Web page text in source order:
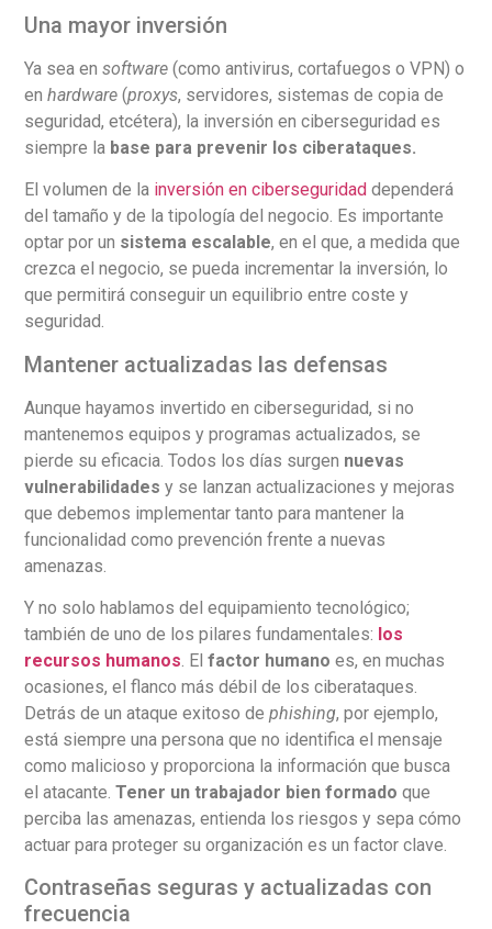
Una mayor inversión
Ya sea ensoftware (como antivirus, cortafuegos o VPN) o
enhardware (proxys, servidores, sistemas de copia de
seguridad, etcétera), la inversión en ciberseguridad es
siempre la base para prevenir los ciberataques.
El volumen de la inversión en ciberseguridad dependerá
del tamaño y de la tipología del negocio. Es importante
optar por un sistema escalable, en el que, a medida que
crezca el negocio, se pueda incrementar la inversión, lo
que permitirá conseguir un equilibrio entre coste y
seguridad.
Mantener actualizadas las defensas
Aunque hayamos invertido en ciberseguridad, si no
mantenemos equipos y programas actualizados, se
pierde su eficacia. Todos los días surgen nuevas
vulnerabilidades y se lanzan actualizaciones y mejoras
que debemos implementar tanto para mantener la
funcionalidad como prevención frente a nuevas
amenazas.
Y no solo hablamos del equipamiento tecnológico;
también de uno de los pilares fundamentales: los
recursos humanos. Elfactor humanoes, en muchas
ocasiones, el flanco más débil de los ciberataques.
Detrás de un ataque exitoso dephishing, por ejemplo,
está siempre una persona que no identifica el mensaje
como malicioso y proporciona la información que busca
el atacante.Tener un trabajador bien formado que
perciba las amenazas, entienda los riesgos y sepa cómo
actuar para proteger su organización es un factor clave.
Contraseñas seguras y actualizadas con
frecuencia